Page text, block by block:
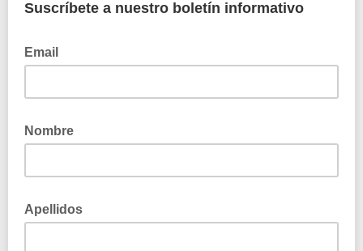
Suscríbete a nuestro boletín informativo
Email
novedades del CIFPA
Nombre
Apellidos